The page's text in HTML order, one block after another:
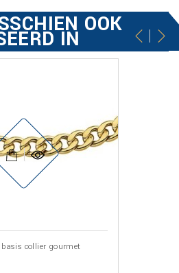
OOK
IN
basis collier gourmet